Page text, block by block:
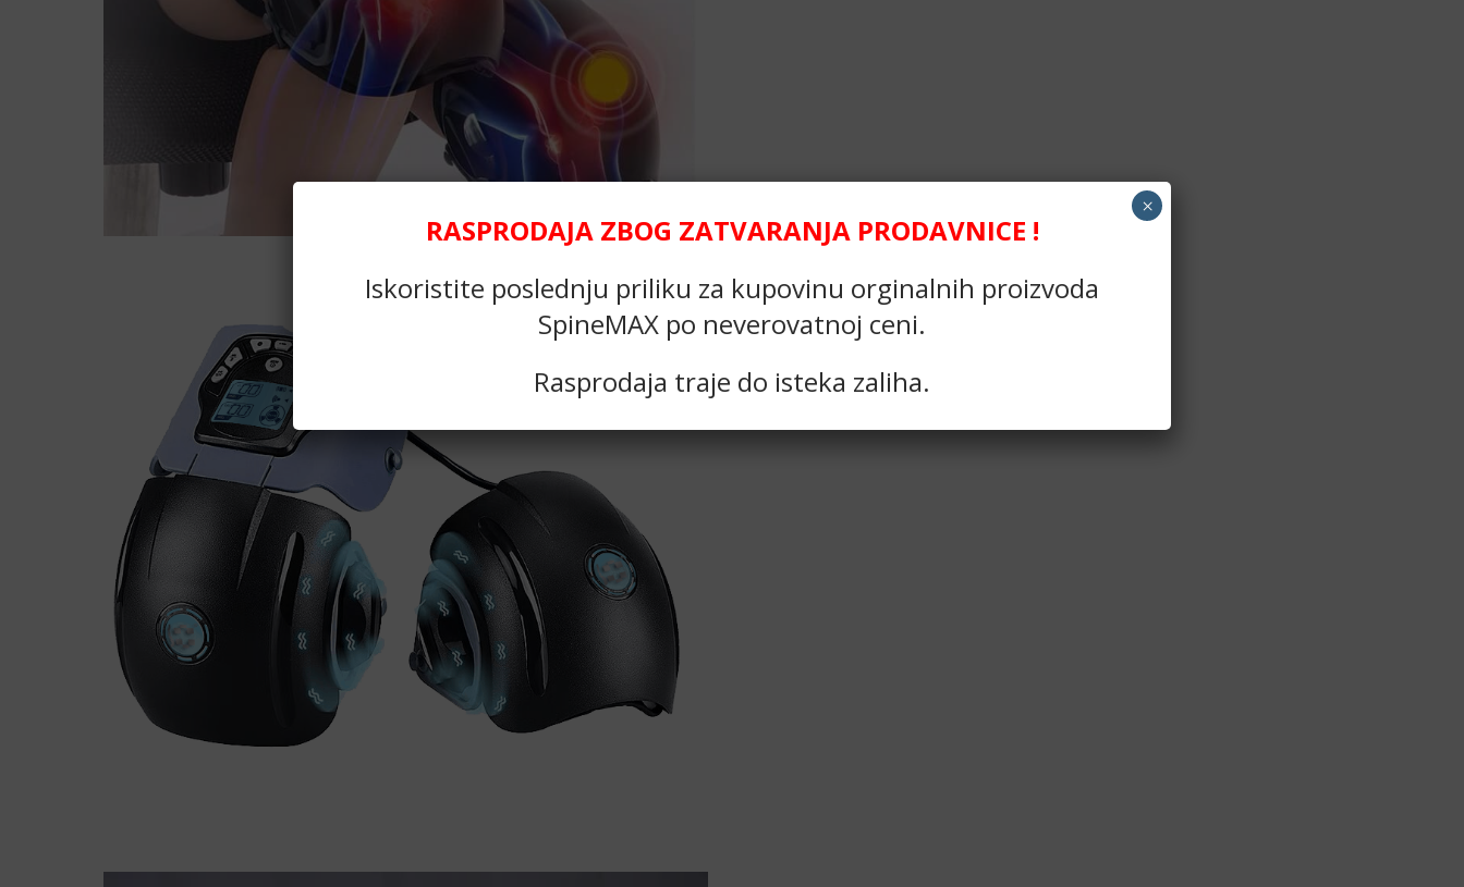
RASPRODAJA ZBOG ZATVARANJA PRODAVNICE !
Iskoristite poslednju priliku za kupovinu orginalnih proizvoda
SpineMAX po neverovatnoj ceni.
Rasprodaja traje do isteka zaliha.
×